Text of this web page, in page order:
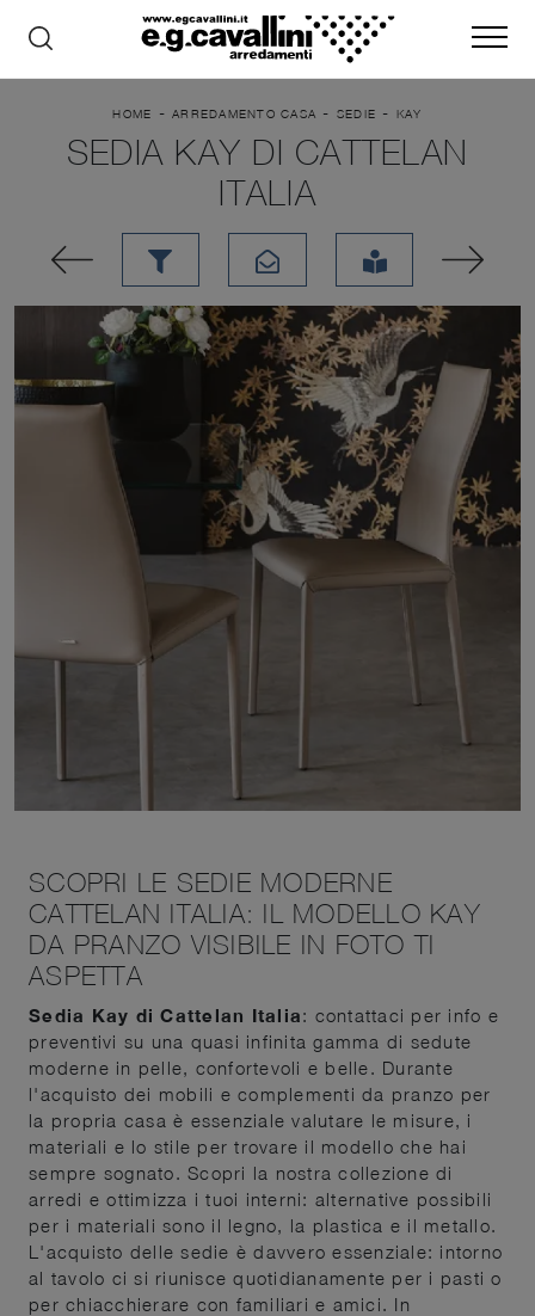
HOME -ARREDAMENTO CASA - SEDIE - KAY
SEDIA KAY DI CATTELAN
ITALIA
SCOPRI LE SEDIE MODERNE
CATTELAN ITALIA: IL MODELLO KAY
DA PRANZO VISIBILE IN FOTO TI
ASPETTA
Sedia Kay di Cattelan Italia: contattaci per info e
preventivi su una quasi infinita gamma di sedute
moderne in pelle, confortevoli e belle. Durante
l'acquisto dei mobili e complementi da pranzo per
la propria casa è essenziale valutare le misure, i
materiali e lo stile per trovare il modello che hai
sempre sognato. Scopri la nostra collezione di
arredi e ottimizza i tuoi interni: alternative possibili
per i materiali sono il legno, la plastica e il metallo.
L'acquisto delle sedie è davvero essenziale: intorno
al tavolo ci si riunisce quotidianamente per i pasti o
per chiacchierare con familiari e amici. In